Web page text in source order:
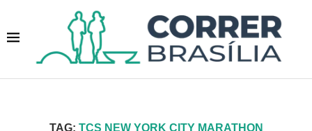
TAG: TCS NEW YORK CITY MARATHON